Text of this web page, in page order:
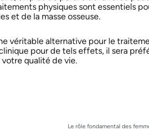
physiques sont essentiels
et de la masse osseuse.
véritable alternative pour le
pour de tels effets, il sera
qualité de vie.
Le rôle fondamental des